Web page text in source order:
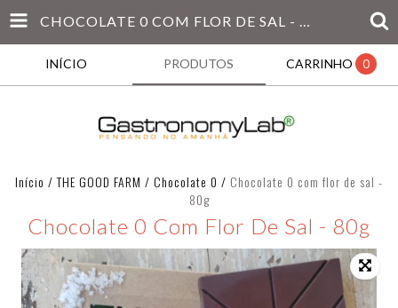
CHOCOLATE 0 COM FLOR DE SAL - 80G
INÍCIO PRODUTOS CARRINHO 0
Início / THE GOOD FARM / Chocolate 0 / Chocolate 0 com flor de sal -
80g
Chocolate 0 Com Flor De Sal - 80g